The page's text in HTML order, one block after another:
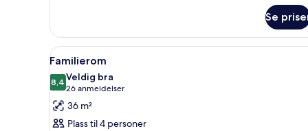
Se
Åpne
alle
bildene
av
Familierom
Safe på rommet, strykejern/-
9
Familierom
8,48,4 av 10
Veldig bra
26 anmeldelser
(26
anmeldelser)
36 m²
Plass til 4 personer